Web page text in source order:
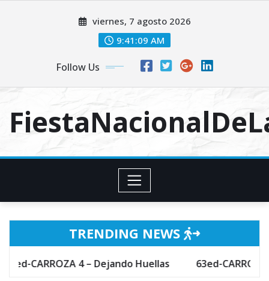
viernes, 7 agosto 2026
9:41:10 AM
Follow Us
TRENDING NEWS
4 – Dejando Huellas 63ed-CARROZA 3 –